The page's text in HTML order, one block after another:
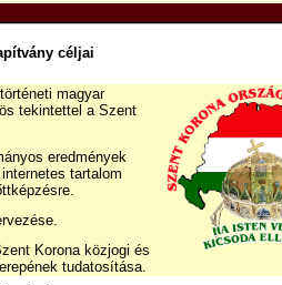
céljai
magyar
tekintettel a Szent
eredmények
tartalom
Korona közjogi és
tudatosítása.